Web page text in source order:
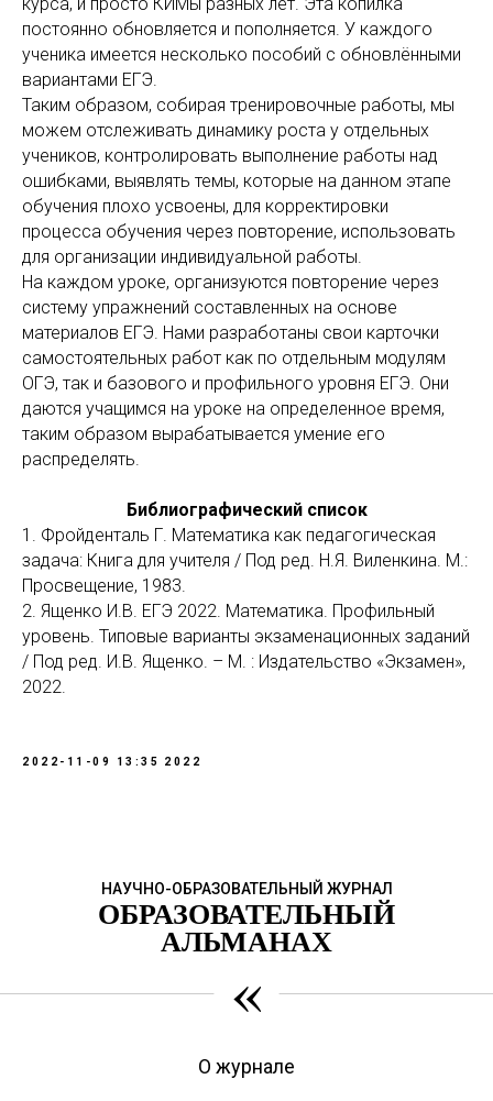
постоянно обновляется и пополняется. У каждого
ученика имеется несколько пособий с обновлёнными
вариантами ЕГЭ.
Таким образом, собирая тренировочные работы, мы
можем отслеживать динамику роста у отдельных
учеников, контролировать выполнение работы над
ошибками, выявлять темы, которые на данном этапе
обучения плохо усвоены, для корректировки
процесса обучения через повторение, использовать
для организации индивидуальной работы.
На каждом уроке, организуются повторение через
систему упражнений составленных на основе
материалов ЕГЭ. Нами разработаны свои карточки
самостоятельных работ как по отдельным модулям
ОГЭ, так и базового и профильного уровня ЕГЭ. Они
даются учащимся на уроке на определенное время,
таким образом вырабатывается умение его
распределять.
Библиографический список
1. Фройденталь Г. Математика как педагогическая
задача: Книга для учителя / Под ред. Н.Я. Виленкина. М.:
Просвещение, 1983.
2. Ященко И.В. ЕГЭ 2022. Математика. Профильный
уровень. Типовые варианты экзаменационных заданий
/ Под ред. И.В. Ященко. – М. : Издательство «Экзамен»,
2022.
2022-11-09 13:35 2022
НАУЧНО-ОБРАЗОВАТЕЛЬНЫЙ ЖУРНАЛ
ОБРАЗОВАТЕЛЬНЫЙ
АЛЬМАНАХ
«
О журнале